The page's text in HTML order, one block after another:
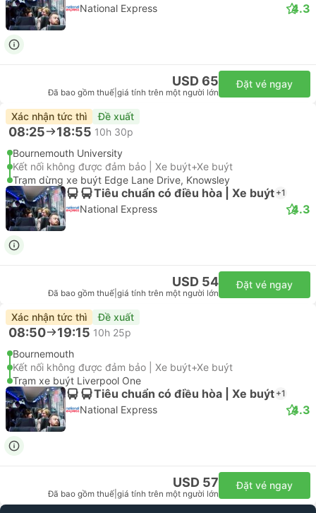
National Express 4.3
USD 65
Đã bao gồm thuế giá tính trên một người lớn
Đặt vé ngay
Xác nhận tức thì Đề xuất
08:25 18:55 10h 30p
Bournemouth University
Kết nối không được đảm bảo | Xe buýt+Xe buýt
Trạm dừng xe buýt Edge Lane Drive, Knowsley
Tiêu chuẩn có điều hòa | Xe buýt +1
National Express 4.3
USD 54
Đã bao gồm thuế giá tính trên một người lớn
Đặt vé ngay
Xác nhận tức thì Đề xuất
08:50 19:15 10h 25p
Bournemouth
Kết nối không được đảm bảo | Xe buýt+Xe buýt
Trạm xe buýt Liverpool One
Tiêu chuẩn có điều hòa | Xe buýt +1
National Express 4.3
USD 57
Đã bao gồm thuế giá tính trên một người lớn
Đặt vé ngay